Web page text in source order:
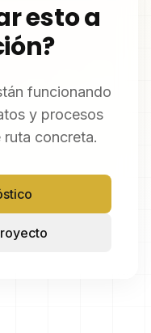
esto a
funcionando
y procesos
ruta concreta.